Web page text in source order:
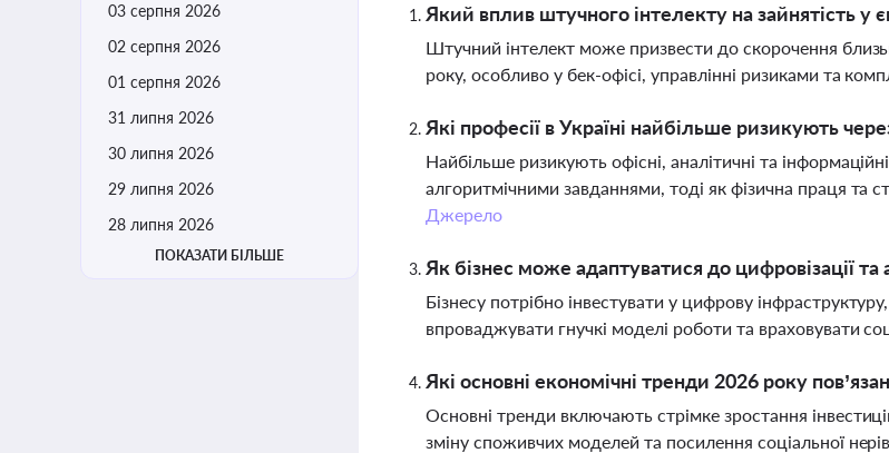
03 серпня 2026
02 серпня 2026
01 серпня 2026
31 липня 2026
30 липня 2026
29 липня 2026
28 липня 2026
ПОКАЗАТИ БІЛЬШЕ
Який вплив штучного інтелекту на зайнятість у
Штучний інтелект може призвести до скорочення
року, особливо у бек-офісі, управлінні ризиками та
Які професії в Україні найбільше ризикують
Найбільше ризикують офісні, аналітичні та
алгоритмічними завданнями, тоді як фізична праця та
Джерело
Як бізнес може адаптуватися до цифровізації та
Бізнесу потрібно інвестувати у цифрову
впроваджувати гнучкі моделі роботи та враховувати
Які основні економічні тренди 2026 року
Основні тренди включають стрімке зростання
зміну споживчих моделей та посилення соціальної